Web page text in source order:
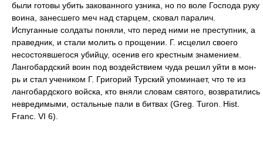
были готовы убить закованного узника, но по воле Господа руку
воина, занесшего меч над старцем, сковал паралич.
Испуганные солдаты поняли, что перед ними не преступник, а
праведник, и стали молить о прощении. Г. исцелил своего
несостоявшегося убийцу, осенив его крестным знамением.
Лангобардский воин под воздействием чуда решил уйти в мон-
рь и стал учеником Г. Григорий Турский упоминает, что те из
лангобардского войска, кто вняли словам святого, возвратились
невредимыми, остальные пали в битвах (Greg. Turon. Hist.
Franc. VI 6).